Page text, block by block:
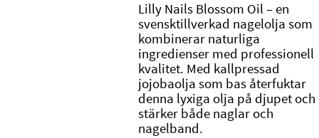
Lilly Nails Blossom Oil – en
svensktillverkad nagelolja som
kombinerar naturliga
ingredienser med professionell
kvalitet. Med kallpressad
jojobaolja som bas återfuktar
denna lyxiga olja på djupet och
stärker både naglar och
nagelband.